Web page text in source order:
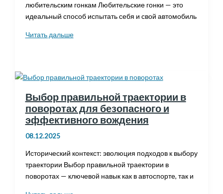
любительским гонкам Любительские гонки — это
идеальный способ испытать себя и свой автомобиль
Подготовка
любительским
советы
для
начинающих
Читать дальше
Выбор правильной траектории в
поворотах для безопасного и
эффективного вождения
08.12.2025
Исторический контекст: эволюция подходов к выбору
траектории Выбор правильной траектории в
поворотах — ключевой навык как в автоспорте, так и